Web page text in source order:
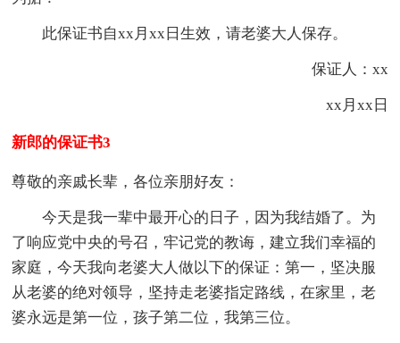
此保证书自xx月xx日生效，请老婆大人保存。
保证人：xx
xx月xx日
新郎的保证书3
尊敬的亲戚长辈，各位亲朋好友：
今天是我一辈中最开心的日子，因为我结婚了。为
了响应党中央的号召，牢记党的教诲，建立我们幸福的
家庭，今天我向老婆大人做以下的保证：第一，坚决服
从老婆的绝对领导，坚持走老婆指定路线，在家里，老
婆永远是第一位，孩子第二位，我第三位。